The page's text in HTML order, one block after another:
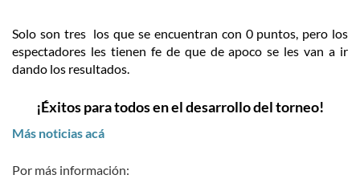
Solo son tres los que se encuentran con 0 puntos, pero los
espectadores les tienen fe de que de apoco se les van a ir
dando los resultados.
¡Éxitos para todos en el desarrollo del torneo!
Más noticias acá
Por más información: